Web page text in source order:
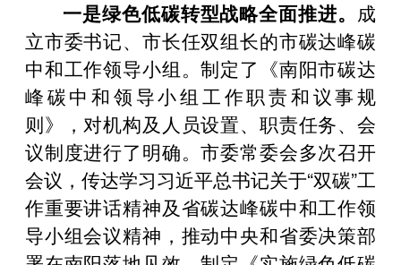
一是绿色低碳转型战略全面推进。 成
立市委书记、市长任双组长的市碳达峰碳
中和工作领导小组。制定了《南阳市碳达
峰碳中和领导小组工作职责和议事规
则》，对机构及人员设置、职责任务、会
议制度进行了明确。市委常委会多次召开
会议，传达学习习近平总书记关于“双碳”工
作重要讲话精神及省碳达峰碳中和工作领
导小组会议精神，推动中央和省委决策部